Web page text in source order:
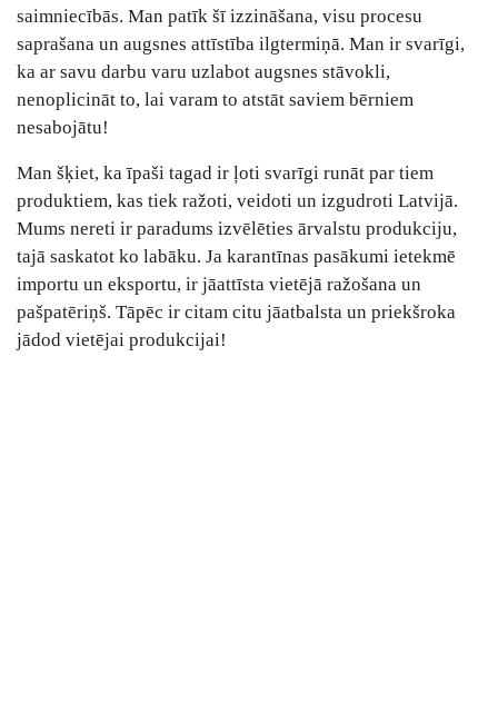
saimniecībās. Man patīk šī izzināšana, visu procesu
saprašana un augsnes attīstība ilgtermiņā. Man ir svarīgi,
ka ar savu darbu varu uzlabot augsnes stāvokli,
nenoplicināt to, lai varam to atstāt saviem bērniem
nesabojātu!
Man šķiet, ka īpaši tagad ir ļoti svarīgi runāt par tiem
produktiem, kas tiek ražoti, veidoti un izgudroti Latvijā.
Mums nereti ir paradums izvēlēties ārvalstu produkciju,
tajā saskatot ko labāku. Ja karantīnas pasākumi ietekmē
importu un eksportu, ir jāattīsta vietējā ražošana un
pašpatēriņš. Tāpēc ir citam citu jāatbalsta un priekšroka
jādod vietējai produkcijai!